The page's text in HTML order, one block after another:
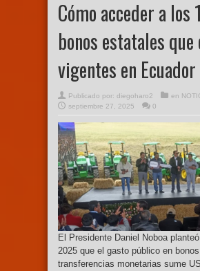
Cómo acceder a los
bonos estatales que
vigentes en Ecuador
Publicado por: diegoharo2 en
septiembre 27, 2025
0
El Presidente Daniel Noboa
2025 que el gasto público en
transferencias monetarias sume